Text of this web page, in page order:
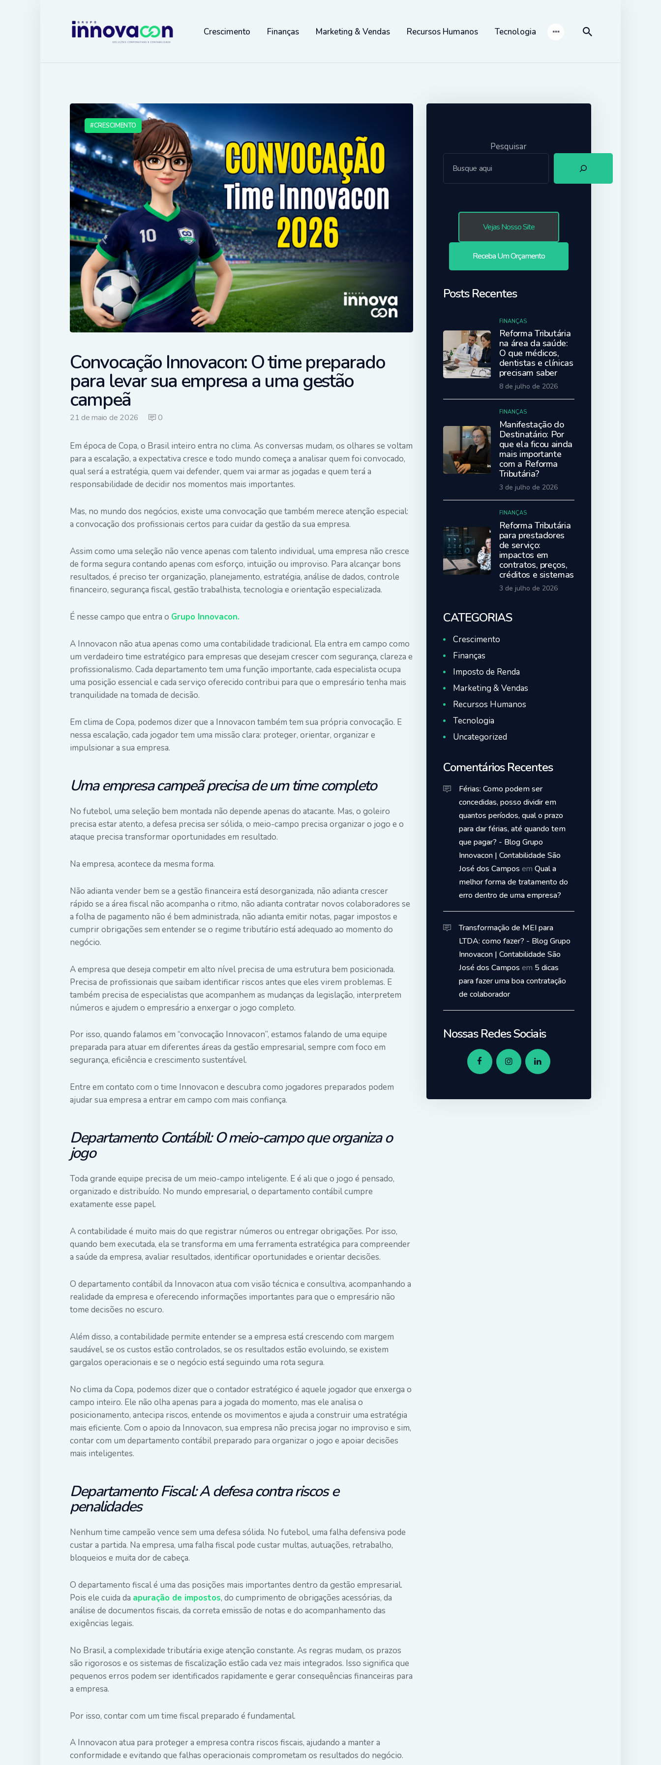
Crescimento Finanças Marketing & Vendas Recursos Humanos Tecnologia
CRESCIMENTO
Convocação Innovacon: O time preparado
para levar sua empresa a uma gestão
campeã
21 de maio de 2026 0
Em época de Copa, o Brasil inteiro entra no clima. As conversas mudam, os olhares se voltam
para a escalação, a expectativa cresce e todo mundo começa a analisar quem foi convocado,
qual será a estratégia, quem vai defender, quem vai armar as jogadas e quem terá a
responsabilidade de decidir nos momentos mais importantes.
Mas, no mundo dos negócios, existe uma convocação que também merece atenção especial:
a convocação dos profissionais certos para cuidar da gestão da sua empresa.
Assim como uma seleção não vence apenas com talento individual, uma empresa não cresce
de forma segura contando apenas com esforço, intuição ou improviso. Para alcançar bons
resultados, é preciso ter organização, planejamento, estratégia, análise de dados, controle
financeiro, segurança fiscal, gestão trabalhista, tecnologia e orientação especializada.
É nesse campo que entra o Grupo Innovacon.
A Innovacon não atua apenas como uma contabilidade tradicional. Ela entra em campo como
um verdadeiro time estratégico para empresas que desejam crescer com segurança, clareza e
profissionalismo. Cada departamento tem uma função importante, cada especialista ocupa
uma posição essencial e cada serviço oferecido contribui para que o empresário tenha mais
tranquilidade na tomada de decisão.
Em clima de Copa, podemos dizer que a Innovacon também tem sua própria convocação. E
nessa escalação, cada jogador tem uma missão clara: proteger, orientar, organizar e
impulsionar a sua empresa.
Uma empresa campeã precisa de um time completo
No futebol, uma seleção bem montada não depende apenas do atacante. Mas, o goleiro
precisa estar atento, a defesa precisa ser sólida, o meio-campo precisa organizar o jogo e o
ataque precisa transformar oportunidades em resultado.
Na empresa, acontece da mesma forma.
Não adianta vender bem se a gestão financeira está desorganizada, não adianta crescer
rápido se a área fiscal não acompanha o ritmo, não adianta contratar novos colaboradores se
a folha de pagamento não é bem administrada, não adianta emitir notas, pagar impostos e
cumprir obrigações sem entender se o regime tributário está adequado ao momento do
negócio.
A empresa que deseja competir em alto nível precisa de uma estrutura bem posicionada.
Precisa de profissionais que saibam identificar riscos antes que eles virem problemas. E
também precisa de especialistas que acompanhem as mudanças da legislação, interpretem
números e ajudem o empresário a enxergar o jogo completo.
Por isso, quando falamos em “convocação Innovacon”, estamos falando de uma equipe
preparada para atuar em diferentes áreas da gestão empresarial, sempre com foco em
segurança, eficiência e crescimento sustentável.
Entre em contato com o time Innovacon e descubra como jogadores preparados podem
ajudar sua empresa a entrar em campo com mais confiança.
Departamento Contábil: O meio-campo que organiza o
jogo
Toda grande equipe precisa de um meio-campo inteligente. E é ali que o jogo é pensado,
organizado e distribuído. No mundo empresarial, o departamento contábil cumpre
exatamente esse papel.
A contabilidade é muito mais do que registrar números ou entregar obrigações. Por isso,
quando bem executada, ela se transforma em uma ferramenta estratégica para compreender
a saúde da empresa, avaliar resultados, identificar oportunidades e orientar decisões.
O departamento contábil da Innovacon atua com visão técnica e consultiva, acompanhando a
realidade da empresa e oferecendo informações importantes para que o empresário não
tome decisões no escuro.
Além disso, a contabilidade permite entender se a empresa está crescendo com margem
saudável, se os custos estão controlados, se os resultados estão evoluindo, se existem
gargalos operacionais e se o negócio está seguindo uma rota segura.
No clima da Copa, podemos dizer que o contador estratégico é aquele jogador que enxerga o
campo inteiro. Ele não olha apenas para a jogada do momento, mas ele analisa o
posicionamento, antecipa riscos, entende os movimentos e ajuda a construir uma estratégia
mais eficiente. Com o apoio da Innovacon, sua empresa não precisa jogar no improviso e sim,
contar com um departamento contábil preparado para organizar o jogo e apoiar decisões
mais inteligentes.
Departamento Fiscal: A defesa contra riscos e
penalidades
Nenhum time campeão vence sem uma defesa sólida. No futebol, uma falha defensiva pode
custar a partida. Na empresa, uma falha fiscal pode custar multas, autuações, retrabalho,
bloqueios e muita dor de cabeça.
O departamento fiscal é uma das posições mais importantes dentro da gestão empresarial.
Pois ele cuida da apuração de impostos, do cumprimento de obrigações acessórias, da
análise de documentos fiscais, da correta emissão de notas e do acompanhamento das
exigências legais.
No Brasil, a complexidade tributária exige atenção constante. As regras mudam, os prazos
são rigorosos e os sistemas de fiscalização estão cada vez mais integrados. Isso significa que
pequenos erros podem ser identificados rapidamente e gerar consequências financeiras para
a empresa.
Por isso, contar com um time fiscal preparado é fundamental.
A Innovacon atua para proteger a empresa contra riscos fiscais, ajudando a manter a
conformidade e evitando que falhas operacionais comprometam os resultados do negócio.
Pesquisar
Vejas Nosso Site
Receba Um Orçamento
Posts Recentes
FINANÇAS
Reforma Tributária
na área da saúde:
O que médicos,
dentistas e clínicas
precisam saber
8 de julho de 2026
FINANÇAS
Manifestação do
Destinatário: Por
que ela ficou ainda
mais importante
com a Reforma
Tributária?
3 de julho de 2026
FINANÇAS
Reforma Tributária
para prestadores
de serviço:
impactos em
contratos, preços,
créditos e sistemas
3 de julho de 2026
CATEGORIAS
Crescimento
Finanças
Imposto de Renda
Marketing & Vendas
Recursos Humanos
Tecnologia
Uncategorized
Comentários Recentes
Férias: Como podem ser
concedidas, posso dividir em
quantos períodos, qual o prazo
para dar férias, até quando tem
que pagar? - Blog Grupo
Innovacon | Contabilidade São
José dos Campos em Qual a
melhor forma de tratamento do
erro dentro de uma empresa?
Transformação de MEI para
LTDA: como fazer? - Blog Grupo
Innovacon | Contabilidade São
José dos Campos em 5 dicas
para fazer uma boa contratação
de colaborador
Nossas Redes Sociais